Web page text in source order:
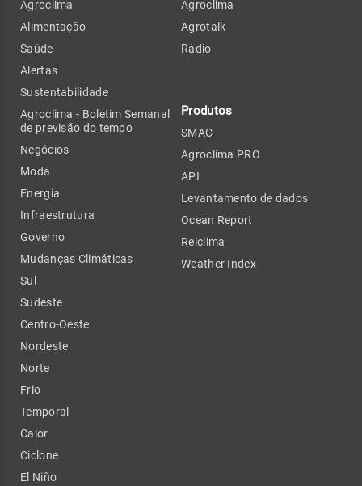
Agroclima
Alimentação
Saúde
Alertas
Sustentabilidade
Agroclima - Boletim Semanal
de previsão do tempo
Negócios
Moda
Energia
Infraestrutura
Governo
Mudanças Climáticas
Sul
Sudeste
Centro-Oeste
Nordeste
Norte
Frio
Temporal
Calor
Ciclone
El Niño
Agroclima
Agrotalk
Rádio
Produtos
SMAC
Agroclima PRO
API
Levantamento de dados
Ocean Report
Relclima
Weather Index